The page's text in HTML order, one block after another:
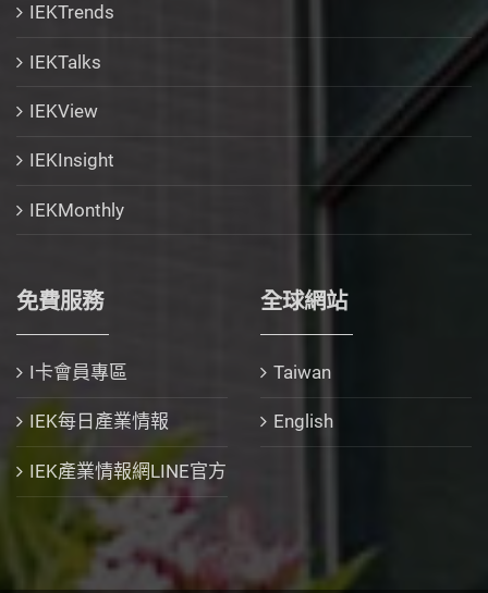
IEKTrends
IEKTalks
IEKView
IEKInsight
IEKMonthly
免費服務
I卡會員專區
IEK每日產業情報
IEK產業情報網LINE官方
全球網站
Taiwan
English